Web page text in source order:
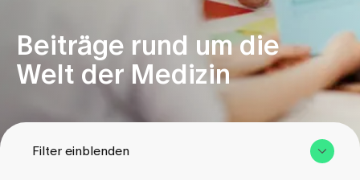
Zuweisende
Über uns
Beiträge rund um die
Welt der Medizin
Filter einblenden